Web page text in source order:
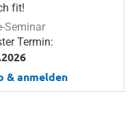
Wert
fit!
Seminar
Termin:
& anmelden